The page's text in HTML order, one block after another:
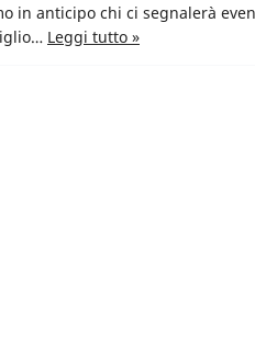
in anticipo chi ci segnalerà
Leggi tutto »